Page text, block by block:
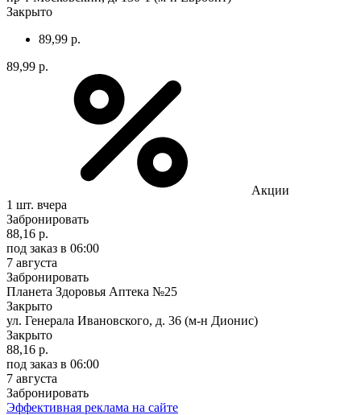
Закрыто
89,99 р.
89,99 р.
Акции
1 шт. вчера
Забронировать
88,16 р.
под заказ в 06:00
7 августа
Забронировать
Планета Здоровья Аптека №25
Закрыто
ул. Генерала Ивановского, д. 36 (м-н Дионис)
Закрыто
88,16 р.
под заказ в 06:00
7 августа
Забронировать
Эффективная реклама на сайте